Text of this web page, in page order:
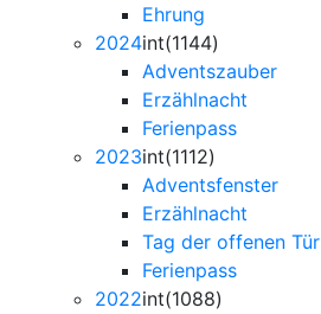
Ehrung
2024int(1144)
Adventszauber
Erzählnacht
Ferienpass
2023int(1112)
Adventsfenster
Erzählnacht
Tag der offenen Tür
Ferienpass
2022int(1088)